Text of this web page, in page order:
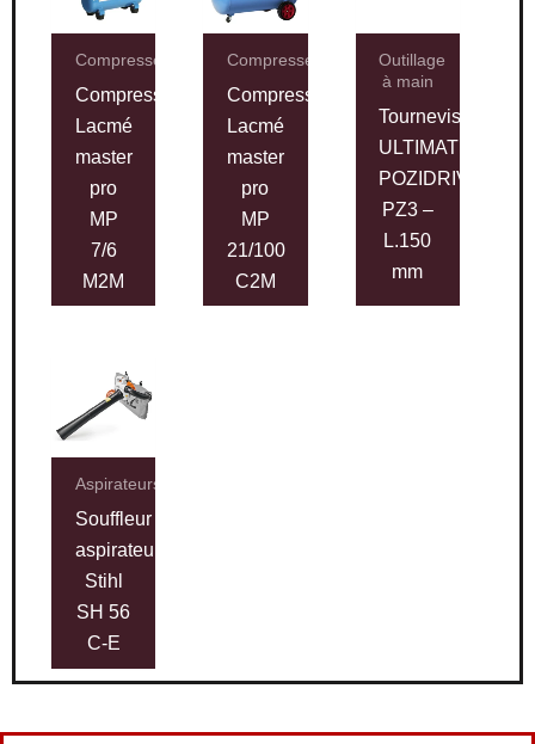
Compresseurs
Compresseur
Lacmé
master
pro
MP
7/6
M2M
Compresseurs
Compresseur
Lacmé
master
pro
MP
21/100
C2M
Outillage
à main
Tournevis
ULTIMATE®
POZIDRIV®,
PZ3 –
L.150
mm
Aspirateurs
Souffleur
aspirateur
Stihl
SH 56
C-E